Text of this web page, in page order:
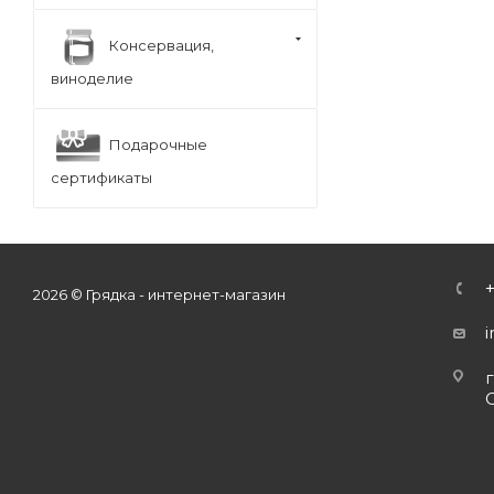
Консервация,
виноделие
Подарочные
сертификаты
2026 © Грядка - интернет-магазин